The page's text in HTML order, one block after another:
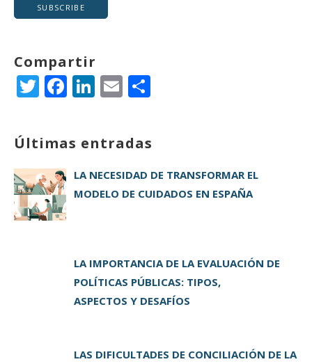
Compartir
T
it
te
r
F
e
b
o
Li
e
dI
n
E
ai
l p
a
rt
Últimas entradas
LA NECESIDAD DE TRANSFORMAR EL
MODELO DE CUIDADOS EN ESPAÑA
LA IMPORTANCIA DE LA EVALUACIÓN DE
POLÍTICAS PÚBLICAS: TIPOS,
ASPECTOS Y DESAFÍOS
LAS DIFICULTADES DE CONCILIACIÓN DE LA